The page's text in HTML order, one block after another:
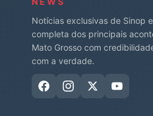
Notícias exclusivas de Sinop
completa dos principais
Mato Grosso com
com a verdade.